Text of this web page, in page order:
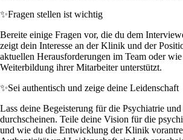
✨Fragen stellen ist wichtig
Bereite einige Fragen vor, die du dem
zeigt dein Interesse an der Klinik und der
aktuellen Herausforderungen im Team oder
Weiterbildung ihrer Mitarbeiter unterstützt.
✨Sei authentisch und zeige deine Leidenschaft
Lass deine Begeisterung für die Psychiatrie
durchscheinen. Teile deine Vision für die
und wie du die Entwicklung der Klinik